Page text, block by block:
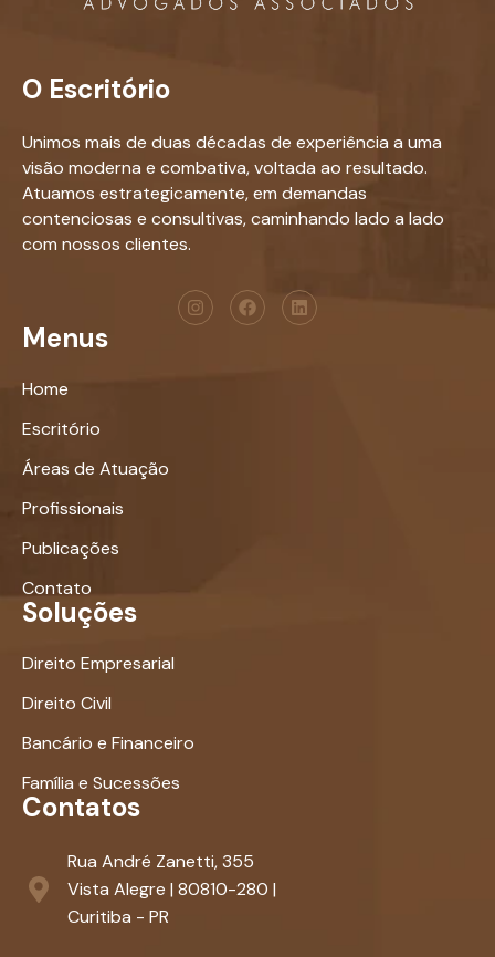
O Escritório
Unimos mais de duas décadas de experiência a uma
visão moderna e combativa, voltada ao resultado.
Atuamos estrategicamente, em demandas
contenciosas e consultivas, caminhando lado a lado
com nossos clientes.
Menus
Home
Escritório
Áreas de Atuação
Profissionais
Publicações
Contato
Soluções
Direito Empresarial
Direito Civil
Bancário e Financeiro
Família e Sucessões
Contatos
Rua André Zanetti, 355
Vista Alegre | 80810-280 |
Curitiba - PR